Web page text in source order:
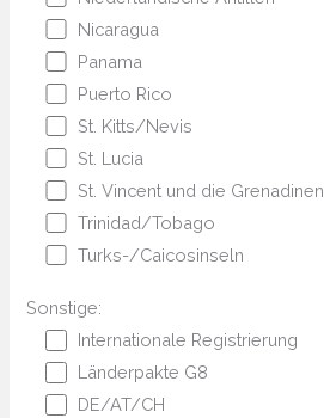
Nicaragua
Panama
Puerto Rico
St. Kitts/Nevis
St. Lucia
St. Vincent und die Grenadinen
Trinidad/Tobago
Turks-/Caicosinseln
Sonstige:
Internationale Registrierung
Länderpakte G8
DE/AT/CH